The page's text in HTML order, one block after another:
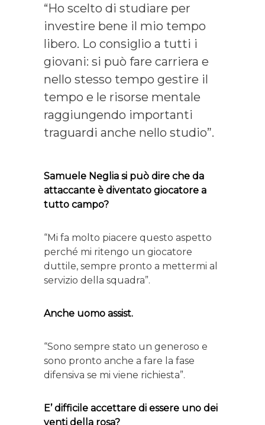
“Ho scelto di studiare per
investire bene il mio tempo
libero. Lo consiglio a tutti i
giovani: si può fare carriera e
nello stesso tempo gestire il
tempo e le risorse mentale
raggiungendo importanti
traguardi anche nello studio”.
Samuele Neglia si può dire che da
attaccante è diventato giocatore a
tutto campo?
“Mi fa molto piacere questo aspetto
perché mi ritengo un giocatore
duttile, sempre pronto a mettermi al
servizio della squadra”.
Anche uomo assist.
“Sono sempre stato un generoso e
sono pronto anche a fare la fase
difensiva se mi viene richiesta”.
E’ difficile accettare di essere uno dei
venti della rosa?